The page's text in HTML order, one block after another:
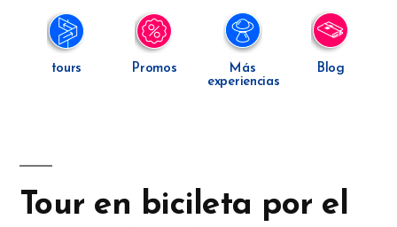
tours Promos
Más
experiencias
Blog
Tour en bicileta por el